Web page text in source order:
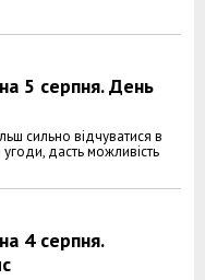
5 серпня. День
сильно відчуватися в
угоди, дасть можливість
4 серпня.